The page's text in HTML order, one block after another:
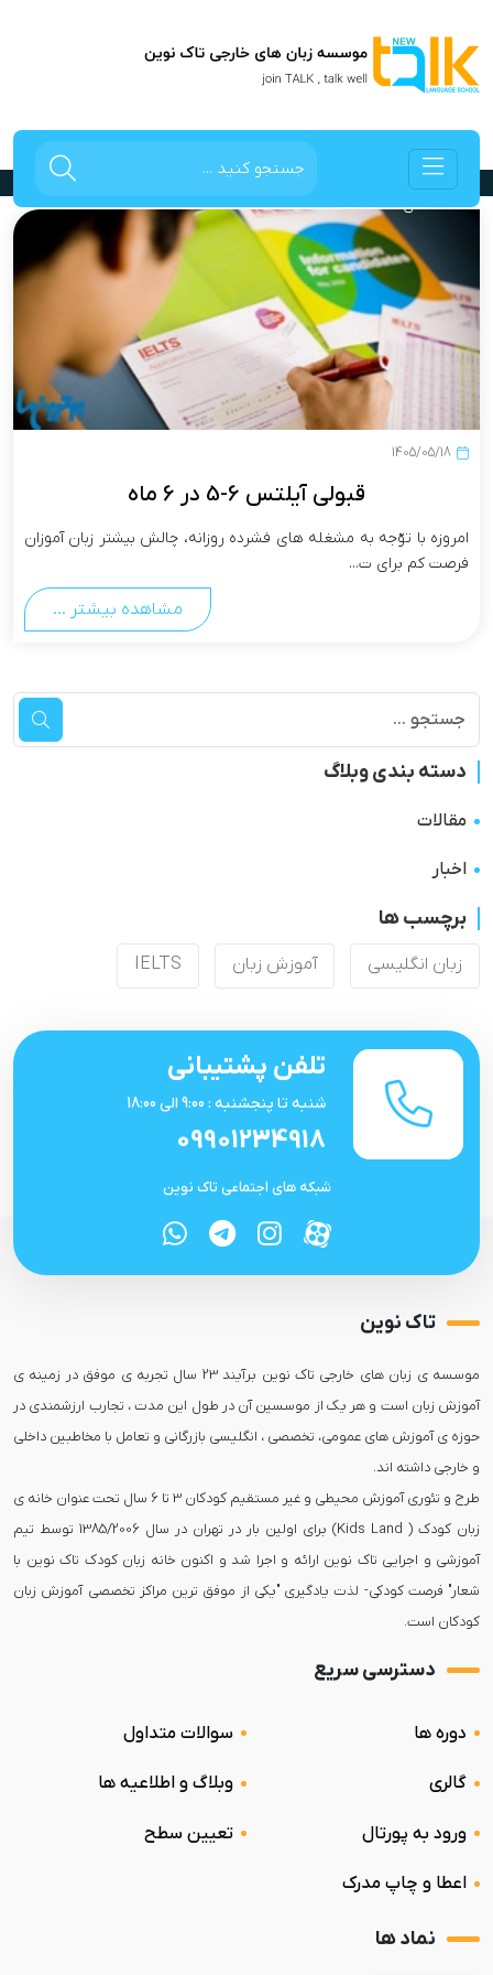
IELTS
صفحه اصلی IELTS
دسته بندی وبلاگ
مقالات
اخبار
برچسب ها
زبان انگلیسی آموزش زبان IELTS
1405/05/18
قبولی آیلتس 6-5 در 6 ماه
امروزه با توّجه به مشغله های فشرده روزانه، چالش بیشتر زبان آموزان
فرصت کم برای ت...
مشاهده بیشتر ...
تلفن پشتیبانی
شنبه تا پنجشنبه : 9:00 الی 18:00
09901234918
شبکه های اجتماعی تاک نوین
تاک نوین
موسسه ی زبان های خارجی تاک نوین برآیند 23 سال تجربه ی موفق در زمینه ی
آموزش زبان است و هر یک از موسسین آن در طول این مدت ، تجارب ارزشمندی در
حوزه ی آموزش های عمومی، تخصصی ، انگلیسی بازرگانی و تعامل با مخاطبین داخلی
طرح و تئوری آموزش محیطی و غیر مستقیم کودکان 3 تا 6 سال تحت عنوان خانه ی
زبان کودک ( Kids Land) برای اولین بار در تهران در سال 1385/2006 توسط تیم
آموزشی و اجرایی تاک نوین ارائه و اجرا شد و اکنون خانه زبان کودک تاک نوین با
شعار" فرصت کودکی- لذت یادگیری "یکی از موفق ترین مراکز تخصصی آموزش زبان
کودکان است.
دسترسی سریع
دوره ها سوالات متداول
گالری وبلاگ و اطلاعیه ها
ورود به پورتال تعیین سطح
اعطا و چاپ مدرک
نماد ها